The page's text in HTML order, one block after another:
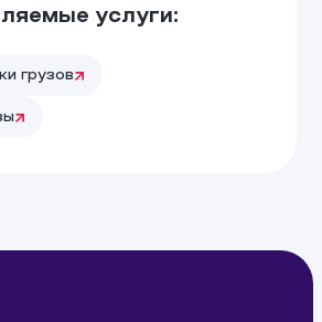
услуги:
грузов